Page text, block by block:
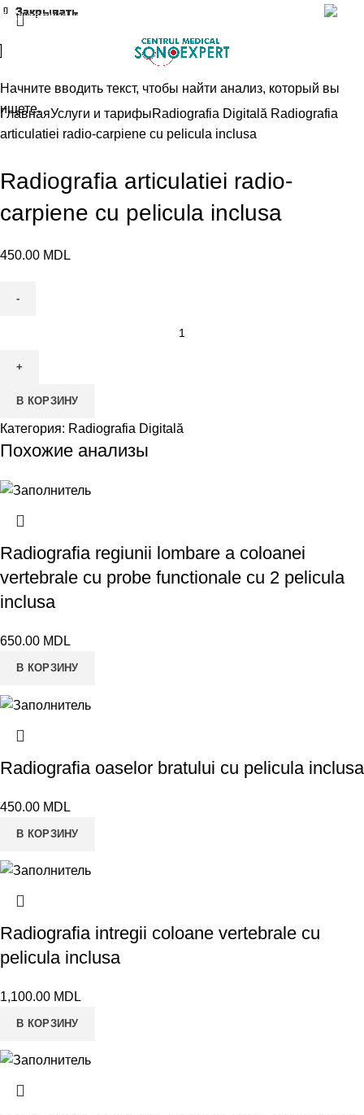
Контактные номера
ГлавнаяУслуги и тарифыRadiografia Digitală Radiografia
articulatiei radio-carpiene cu pelicula inclusa
Radiografia articulatiei radio-
carpiene cu pelicula inclusa
450.00 MDL
Radiografia
radio-
carpiene
cu
inclusa
В КОРЗИНУ
Категория: Radiografia Digitală
Похожие анализы
Закрывать
Radiografia regiunii lombare a coloanei
vertebrale cu probe functionale cu 2 pelicula
inclusa
650.00 MDL
В КОРЗИНУ
Закрывать
Radiografia oaselor bratului cu pelicula inclusa
450.00 MDL
В КОРЗИНУ
Закрывать
Radiografia intregii coloane vertebrale cu
pelicula inclusa
1,100.00 MDL
В КОРЗИНУ
Закрывать
Закрывать
Закрывать
Закрывать
Закрывать
Начните вводить текст, чтобы найти анализ, который вы
ищете.